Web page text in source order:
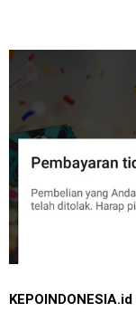
KEPOINDONESIA.id